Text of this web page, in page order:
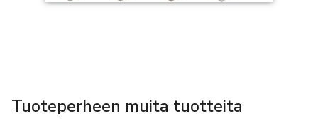
Tuoteperheen muita tuotteita